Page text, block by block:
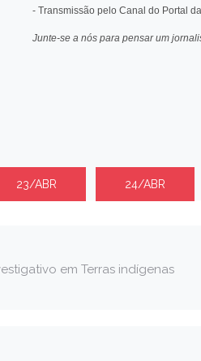
23/ABR 24/ABR
em Terras indígenas